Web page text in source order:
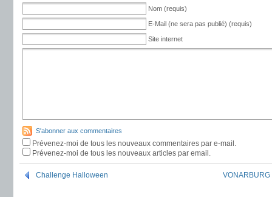
Nom (requis)
E-Mail (ne sera pas publié) (requis)
Site internet
S'abonner aux commentaires
Prévenez-moi de tous les nouveaux commentaires par e-mail.
Prévenez-moi de tous les nouveaux articles par email.
Challenge Halloween